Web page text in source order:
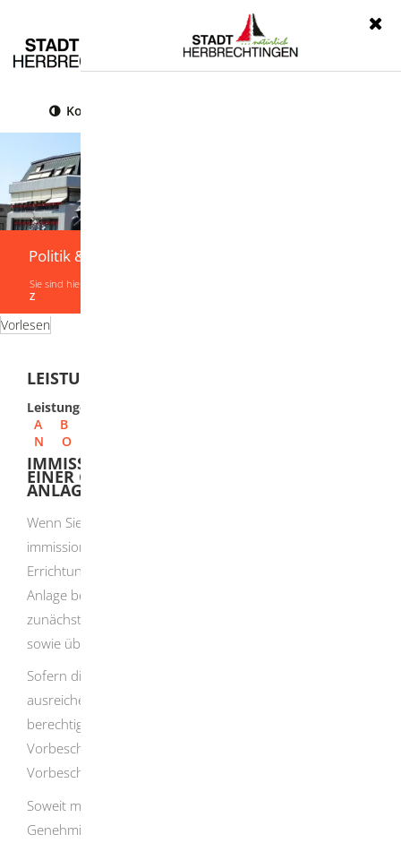
Kontrast
Politik & Verwaltung
Sie sind hier:
Z
Vorlesen
LEISTUNGEN VON A-Z
Leistungen
A
B
N
O
IMMISSIONSSCHUTZ - VORBESCHEID ZU
EINER GENEHMIGUNGSBEDÜRFTIGEN
ANLAGE NACH BIMSCHG BEANTRAGEN
Wenn Sie einen Vorbescheid zu einer
immissionsschutzrechtlichen Genehmigung auf
Errichtung und Betrieb einer genehmigungsbedürftigen
Anlage beantragen, entscheidet die zuständige Behörde
zunächst über einzelne Genehmigungsvoraussetzungen
sowie über den Standort der Anlage.
Sofern die Auswirkungen der geplanten Anlage
ausreichend beurteilt werden können und ein
berechtigtes Interesse an der Erteilung eines
Vorbescheides besteht, soll die zuständige Behörde einen
Vorbescheid ausstellen.
Soweit mit dem Vorbescheid einzelne
Genehmigungsvoraussetzungen abschließend beurteilt